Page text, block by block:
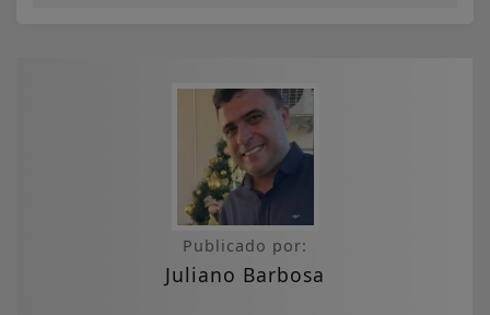
Publicado por:
Juliano Barbosa